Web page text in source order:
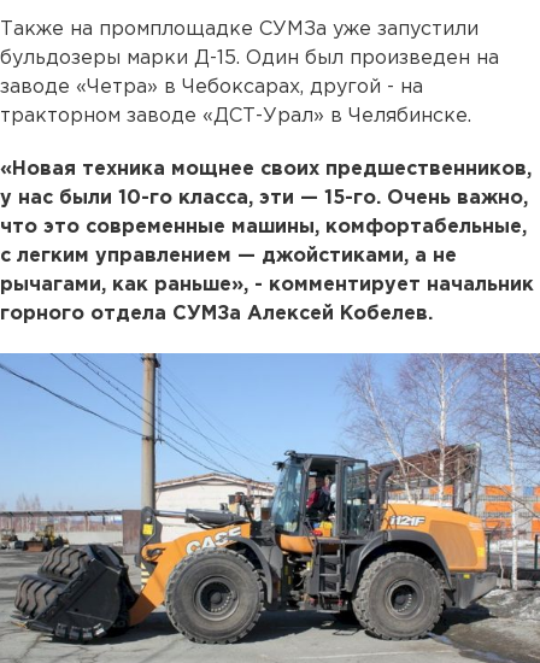
Также на промплощадке СУМЗа уже запустили
бульдозеры марки Д-15. Один был произведен на
заводе «Четра» в Чебоксарах, другой - на
тракторном заводе «ДСТ-Урал» в Челябинске.
«Новая техника мощнее своих предшественников,
у нас были 10-го класса, эти — 15-го. Очень важно,
что это современные машины, комфортабельные,
с легким управлением — джойстиками, а не
рычагами, как раньше», - комментирует начальник
горного отдела СУМЗа Алексей Кобелев.